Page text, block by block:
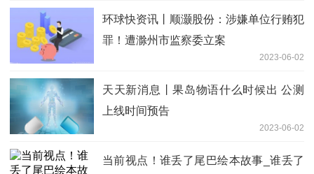
环球快资讯丨顺灏股份：涉嫌单位行贿犯
罪！遭滁州市监察委立案
2023-06-02
天天新消息丨果岛物语什么时候出 公测
上线时间预告
2023-06-02
当前视点！谁丢了尾巴绘本故事_谁丢了